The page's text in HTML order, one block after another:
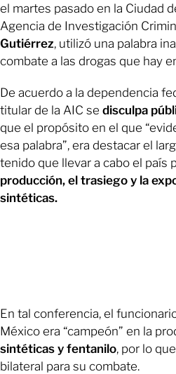
el martes pasado en la Ciudad
Agencia de Investigación
Gutiérrez, utilizó una palabra
combate a las drogas que hay
De acuerdo a la dependencia
titular de la AIC se disculpa
que el propósito en el que
esa palabra”, era destacar el
tenido que llevar a cabo el país
producción, el trasiego y la
sintéticas.
En tal conferencia, el
México era “campeón” en la
sintéticas y fentanilo, por lo
bilateral para su combate.